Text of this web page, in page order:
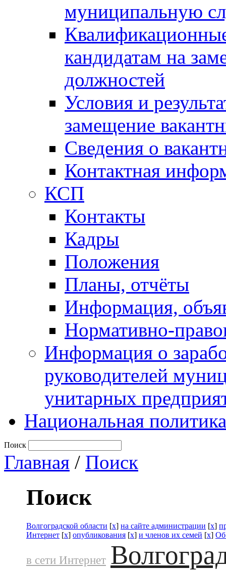
муниципальную
кандидатам на
должностей
Условия и
замещение
Сведения о
Контактная
КСП
Контакты
Кадры
Положения
Планы, отчёты
Информация,
Нормативно-
Информация о
руководителей
унитарных
Национальная политика
Поиск
Главная / Поиск
Поиск
Волгоградской области [x] на сайте администрации [x]
Интернет [x] опубликования [x] и членов их семей [x] Об
в сети Интернет